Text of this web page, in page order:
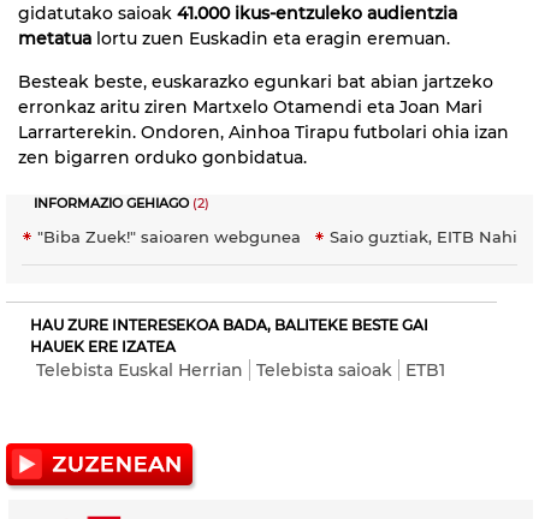
gidatutako saioak 41.000 ikus-entzuleko audientzia
metatua lortu zuen Euskadin eta eragin eremuan.
Besteak beste, euskarazko egunkari bat abian jartzeko
erronkaz aritu ziren Martxelo Otamendi eta Joan Mari
Larrarterekin. Ondoren, Ainhoa Tirapu futbolari ohia izan
zen bigarren orduko gonbidatua.
INFORMAZIO GEHIAGO(2)
"Biba Zuek!" saioaren webgunea Saio guztiak, EITB
HAU ZURE INTERESEKOA BADA, BALITEKE BESTE GAI
HAUEK ERE IZATEA
Telebista Euskal Herrian Telebista saioak ETB1